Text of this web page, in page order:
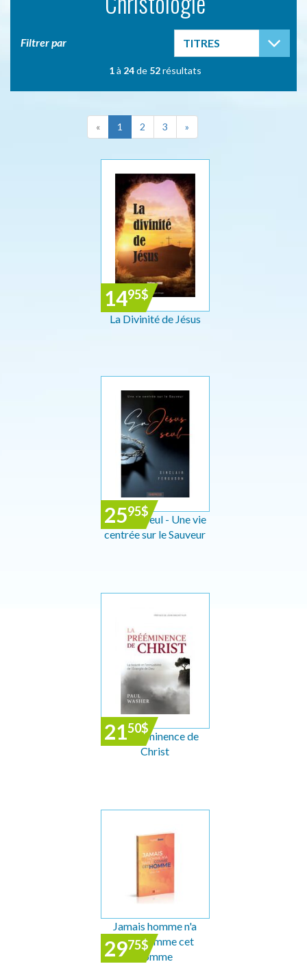
Filtrer par TITRES
1à 24de 52résultats
« 1 2 3 »
1495$
La Divinité de Jésus
2595$
En Jésus seul - Une vie
centrée sur le Sauveur
2150$
La prééminence de
Christ
2975$
Jamais homme n'a
parlé comme cet
homme